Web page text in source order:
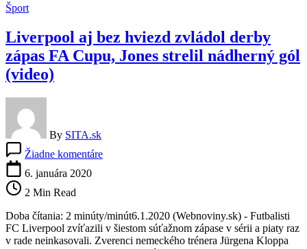
Šport
Liverpool aj bez hviezd zvládol derby
zápas FA Cupu, Jones strelil nádherný gól
(video)
By SITA.sk
Žiadne komentáreLiverpool
derby
zápas
FA
6. januára 2020
2 Min Read
Doba čítania: 2 minúty/minút6.1.2020 (Webnoviny.sk) - Futbalisti
FC Liverpool zvíťazili v šiestom súťažnom zápase v sérii a piaty raz
v rade neinkasovali. Zverenci nemeckého trénera Jürgena Kloppa